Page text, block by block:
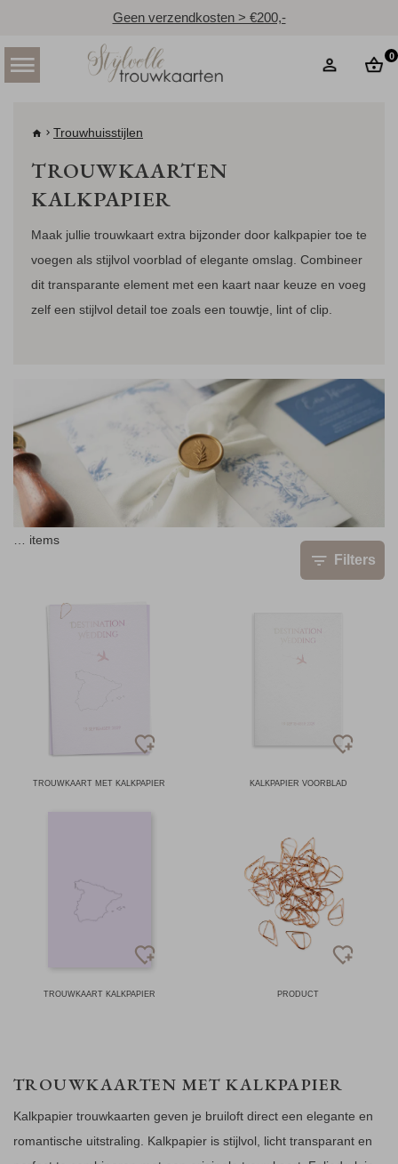
Geen verzendkosten > €200,-
0
Trouwhuisstijlen
TROUWKAARTEN
KALKPAPIER
Maak jullie trouwkaart extra bijzonder door kalkpapier toe te
voegen als stijlvol voorblad of elegante omslag. Combineer
dit transparante element met een kaart naar keuze en voeg
zelf een stijlvol detail toe zoals een touwtje, lint of clip.
items
Filters
TROUWKAART MET KALKPAPIER KALKPAPIER VOORBLAD
TROUWKAART KALKPAPIER PRODUCT
TROUWKAARTEN MET KALKPAPIER
Kalkpapier trouwkaarten geven je bruiloft direct een elegante en
romantische uitstraling. Kalkpapier is stijlvol, licht transparant en